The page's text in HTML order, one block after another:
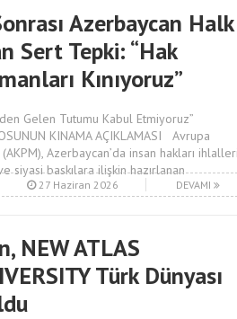
Azerbaycan Halk
Sert Tepki: “Hak
Kınıyoruz”
Gelen Tutumu Kabul Etmiyoruz”
KINAMA AÇIKLAMASI Avrupa
Azerbaycan’da insan hakları
siyasi baskılara ilişkin hazırlanan
27 Haziran 2026 DEVAMI
NEW ATLAS
Türk Dünyası